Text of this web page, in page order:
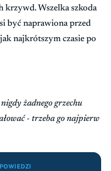
krzywd. Wszelka szkoda
być naprawiona przed
najkrótszym czasie po
żadnego grzechu
- trzeba go najpierw